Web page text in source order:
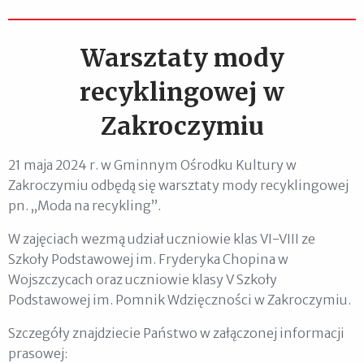
Warsztaty mody
recyklingowej w
Zakroczymiu
21 maja 2024 r. w Gminnym Ośrodku Kultury w
Zakroczymiu odbędą się warsztaty mody recyklingowej
pn. „Moda na recykling”.
W zajęciach wezmą udział uczniowie klas VI-VIII ze
Szkoły Podstawowej im. Fryderyka Chopina w
Wojszczycach oraz uczniowie klasy V Szkoły
Podstawowej im. Pomnik Wdzięczności w Zakroczymiu.
Szczegóły znajdziecie Państwo w załączonej informacji
prasowej: